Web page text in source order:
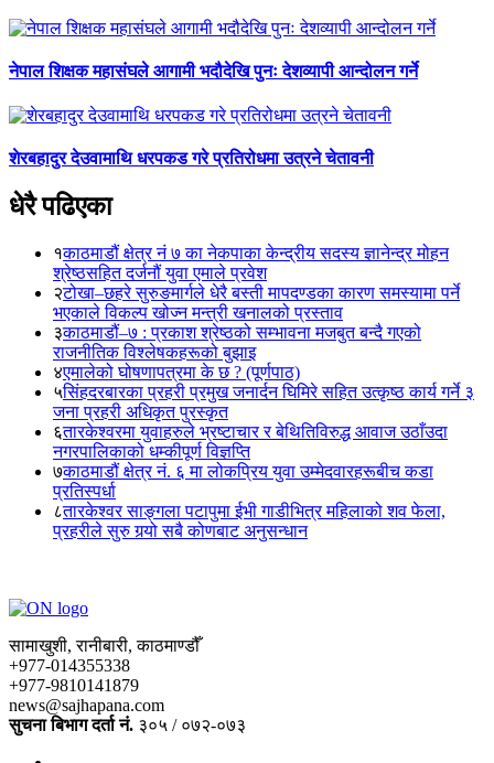
नेपाल शिक्षक महासंघले आगामी भदौदेखि पुनः देशव्यापी आन्दोलन गर्ने
शेरबहादुर देउवामाथि धरपकड गरे प्रतिरोधमा उत्रने चेतावनी
धेरै पढिएका
१काठमाडौं क्षेत्र नं ७ का नेकपाका केन्द्रीय सदस्य ज्ञानेन्द्र मोहन
श्रेष्ठसहित दर्जनौं युवा एमाले प्रवेश
२टोखा–छहरे सुरुङमार्गले धेरै बस्ती मापदण्डका कारण समस्यामा पर्ने
भएकाले विकल्प खोज्न मन्त्री खनालको प्रस्ताव
३काठमाडौं–७ : प्रकाश श्रेष्ठको सम्भावना मजबुत बन्दै गएको
राजनीतिक विश्लेषकहरूको बुझाइ
४एमालेको घोषणापत्रमा के छ ? (पूर्णपाठ)
५सिंहदरबारका प्रहरी प्रमुख जनार्दन घिमिरे सहित उत्कृष्ठ कार्य गर्ने ३
जना प्रहरी अधिकृत पुरस्कृत
६तारकेश्वरमा युवाहरुले भ्रष्टाचार र बेथितिविरुद्ध आवाज उठाँउदा
नगरपालिकाको धम्कीपूर्ण विज्ञप्ति
७काठमाडौं क्षेत्र नं. ६ मा लोकप्रिय युवा उम्मेदवारहरूबीच कडा
प्रतिस्पर्धा
८तारकेश्वर साङ्गला पटापुमा ईभी गाडीभित्र महिलाको शव फेला,
प्रहरीले सुरु गर्‍यो सबै कोणबाट अनुसन्धान
सामाखुशी, रानीबारी, काठमाण्डौँ
+977-014355338
+977-9810141879
news@sajhapana.com
सुचना बिभाग दर्ता नं. ३०५ / ०७२-०७३